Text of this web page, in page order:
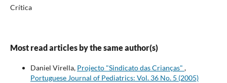
Crítica
Most read articles by the same author(s)
Daniel Virella, Projecto "Sindicato das Crianças" ,
Portuguese Journal of Pediatrics: Vol. 36 No. 5 (2005)